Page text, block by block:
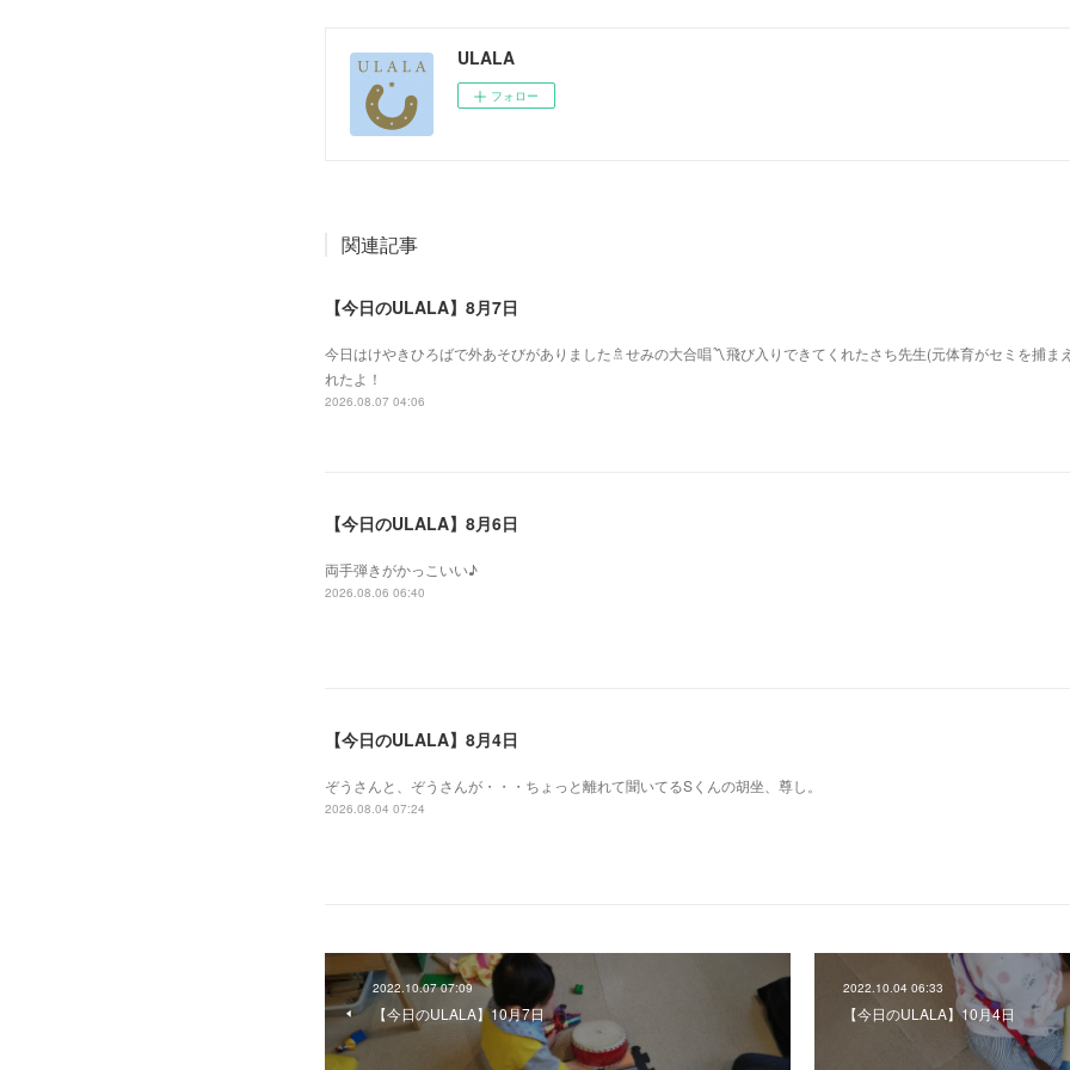
ULALA
フォロー
関連記事
【今日のULALA】8月7日
今日はけやきひろばで外あそびがありました🚿せみの大合唱〽飛び入りできてくれたさち先生(元体育がセミを捕ま
れたよ！
2026.08.07 04:06
【今日のULALA】8月6日
両手弾きがかっこいい♪
2026.08.06 06:40
【今日のULALA】8月4日
ぞうさんと、ぞうさんが・・・ちょっと離れて聞いてるSくんの胡坐、尊し。
2026.08.04 07:24
2022.10.07 07:09
【今日のULALA】10月7日
2022.10.04 06:33
【今日のULALA】10月4日